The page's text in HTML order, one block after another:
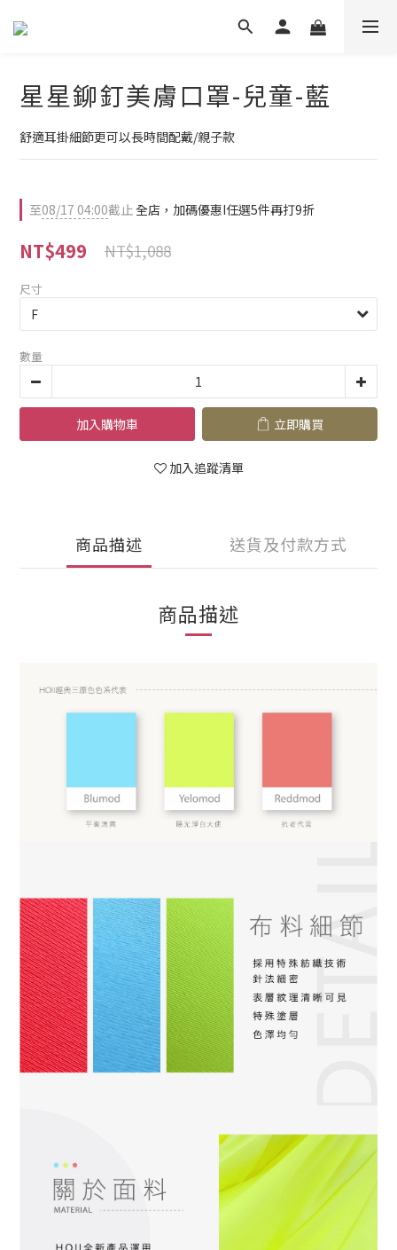
星星鉚釘美膚口罩-兒童-藍
舒適耳掛細節更可以長時間配戴/親子款
至08/17 04:00截止全店，加碼優惠I任選5件再打9折
NT$499 NT$1,088
尺寸
數量
加入購物車 立即購買
加入追蹤清單
商品描述 送貨及付款方式
商品描述